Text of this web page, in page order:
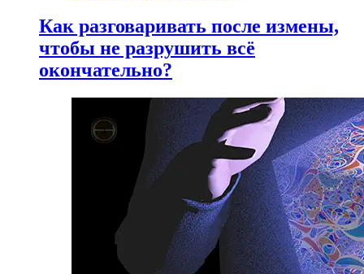
Как разговаривать после измены,
чтобы не разрушить всё
окончательно?